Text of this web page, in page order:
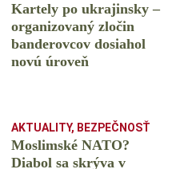
Kartely po ukrajinsky –
organizovaný zločin
banderovcov dosiahol
novú úroveň
AKTUALITY, BEZPEČNOSŤ
Moslimské NATO?
Diabol sa skrýva v